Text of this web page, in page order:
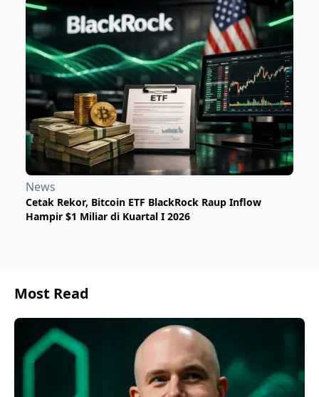
News
Cetak Rekor, Bitcoin ETF BlackRock Raup Inflow
Hampir $1 Miliar di Kuartal I 2026
Most Read